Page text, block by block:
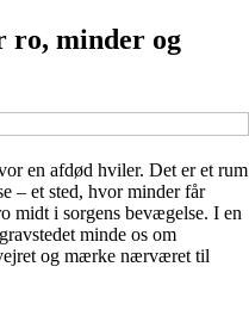
ro, minder og
en afdød hviler. Det er et rum
– et sted, hvor minder får
midt i sorgens bevægelse. I en
minde os om
og mærke nærværet til